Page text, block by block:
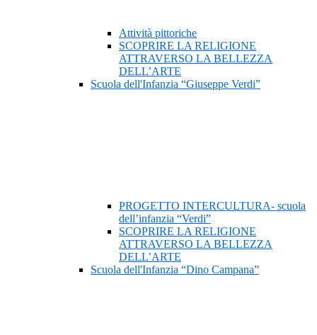
Attività pittoriche
SCOPRIRE LA RELIGIONE
ATTRAVERSO LA BELLEZZA
DELL’ARTE
Scuola dell'Infanzia “Giuseppe Verdi”
PROGETTO INTERCULTURA- scuola
dell’infanzia “Verdi”
SCOPRIRE LA RELIGIONE
ATTRAVERSO LA BELLEZZA
DELL’ARTE
Scuola dell'Infanzia “Dino Campana”